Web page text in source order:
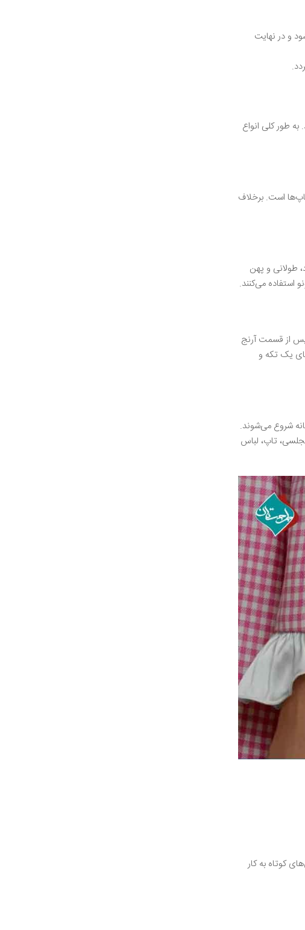
و در نهایت
به طور کلی انواع
است. برخلاف
طولانی و پهن
استفاده می‌کنند.
از قسمت آرنج
یک تکه و
شروع می‌شوند.
تاپ، لباس
کوتاه به کار